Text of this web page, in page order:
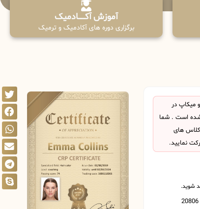
آموزش آکـــــــادمیک
برگزاری دوره های آکادمیک و ترمیک
میکاپ در
شده است . شما
کلاس های
نمایید.